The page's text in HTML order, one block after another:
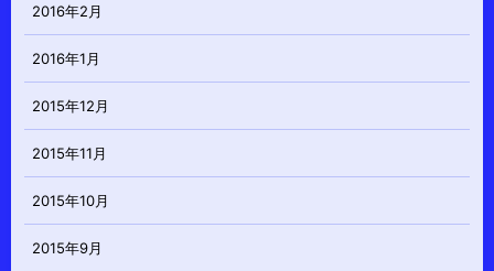
2016年2月
2016年1月
2015年12月
2015年11月
2015年10月
2015年9月